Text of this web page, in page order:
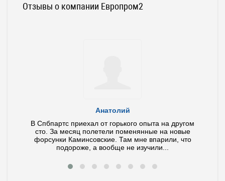
Отзывы о компании Европром2
Анатолий
В Спбпартс приехал от горького опыта на другом
сто. За месяц полетели поменянные на новые
форсунки Каминсовские. Там мне впарили, что
подороже, а вообще не изучили...